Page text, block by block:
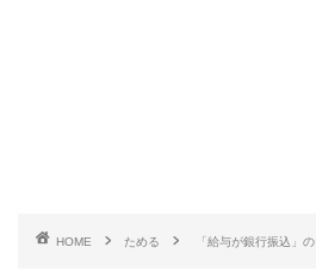
HOME ためる 「給与が銀行振込」